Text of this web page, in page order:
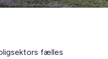
fælles